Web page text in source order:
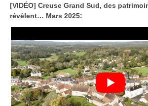
[VIDÉO] Creuse Grand Sud, des
révèlent… Mars 2025: